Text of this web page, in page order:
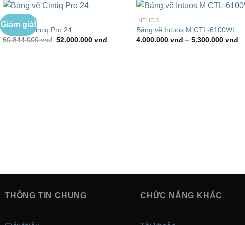
Giảm giá!
CINTIQ PRO
Bảng vẽ Cintiq Pro 24
60.844.000vnđ Giá
52.000.000vnđGiá
Add
INTUOS
Bảng vẽ Intuos M CTL-6100WL
4.000.000vnđ – 5.300.000vnđ
THÔNG TIN CHUNG CHỨC NĂNG KHÁC